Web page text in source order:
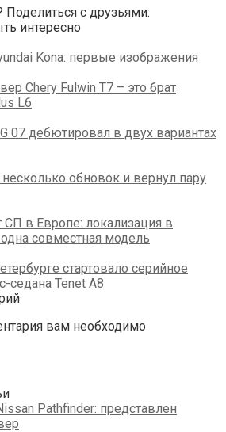
Поделиться с друзьями:
интересно
Kona: первые изображения
Chery Fulwin T7 – это брат
L6
07 дебютировал в двух вариантах
обновок и вернул пару
СП в Европе: локализация в
совместная модель
стартовало серийное
седана Tenet A8
вам необходимо
Pathfinder: представлен